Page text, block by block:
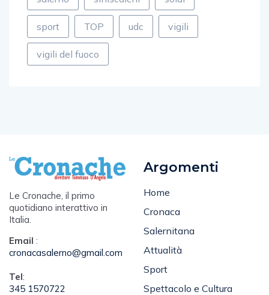
sport TOP udc vigili
vigili del fuoco
Le Cronache, il primo
quotidiano interattivo in
Italia.
Email :
cronacasalerno@gmail.com
Tel:
345 1570722
Argomenti
Home
Cronaca
Salernitana
Attualità
Sport
Spettacolo e Cultura